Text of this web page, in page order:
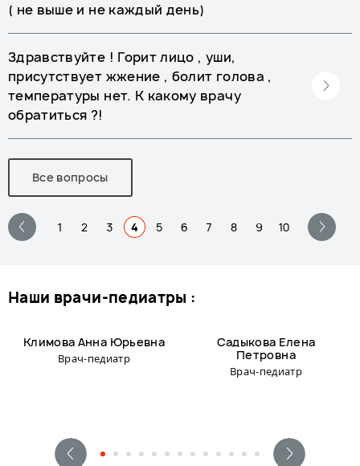
( не выше и не каждый день)
Здравствуйте ! Горит лицо , уши,
присутствует жжение , болит голова ,
температуры нет. К какому врачу
обратиться ?!
Все вопросы
1 2 3 4 5 6 7 8 9 10
наши врачи-педиатры :
Климова Анна Юрьевна
Врач-педиатр
Садыкова Елена
Петровна
Врач-педиатр